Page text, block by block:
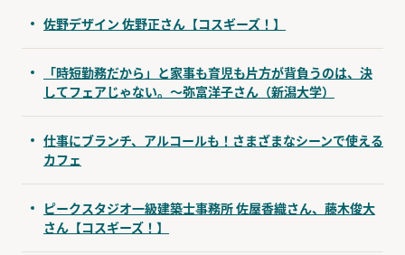
佐野デザイン 佐野正さん【コスギーズ！】
「時短勤務だから」と家事も育児も片方が背負うのは、決
してフェアじゃない。～弥富洋子さん（新潟大学）
仕事にブランチ、アルコールも！さまざまなシーンで使える
カフェ
ピークスタジオ一級建築士事務所 佐屋香織さん、藤木俊大
さん【コスギーズ！】